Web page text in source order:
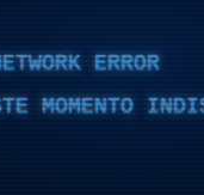
ERROR
MOMENTO